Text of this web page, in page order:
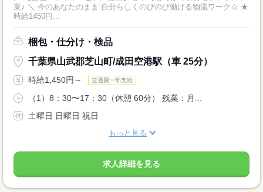
業♪ ＼ 今のあなたのまま 自分らしくのびのび働ける物流ワーク☆ ★
時給1450円...
梱包・仕分け・検品
千葉県山武郡芝山町/成田空港駅（車 25分）
時給1,450円～ 交通費一部支給
（1）8：30〜17：30（休憩 60分） 残業：月...
土曜日 日曜日 祝日
もっと見る
求人詳細を見る